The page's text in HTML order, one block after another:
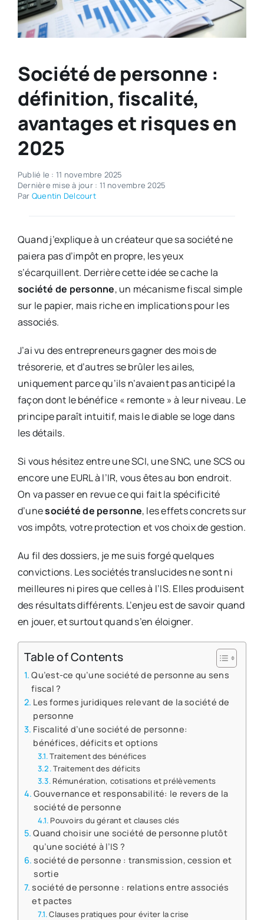
Société de personne :
définition, fiscalité,
avantages et risques en
2025
Publié le : 11 novembre 2025
Dernière mise à jour : 11 novembre 2025
Par Quentin Delcourt
Quand j’explique à un créateur que sa société ne
paiera pas d’impôt en propre, les yeux
s’écarquillent. Derrière cette idée se cache la
société de personne, un mécanisme fiscal simple
sur le papier, mais riche en implications pour les
associés.
J’ai vu des entrepreneurs gagner des mois de
trésorerie, et d’autres se brûler les ailes,
uniquement parce qu’ils n’avaient pas anticipé la
façon dont le bénéfice « remonte » à leur niveau. Le
principe paraît intuitif, mais le diable se loge dans
les détails.
Si vous hésitez entre une SCI, une SNC, une SCS ou
encore une EURL à l’IR, vous êtes au bon endroit.
On va passer en revue ce qui fait la spécificité
d’unesociété de personne, les effets concrets sur
vos impôts, votre protection et vos choix de gestion.
Au fil des dossiers, je me suis forgé quelques
convictions. Les sociétés translucides ne sont ni
meilleures ni pires que celles à l’IS. Elles produisent
des résultats différents. L’enjeu est de savoir quand
en jouer, et surtout quand s’en éloigner.
Table of Contents
Qu’est-ce qu’une société de personne au sens
fiscal ?
Les formes juridiques relevant de la société de
personne
Fiscalité d’une société de personne:
bénéfices, déficits et options
Traitement des bénéfices
Traitement des déficits
Rémunération, cotisations et prélèvements
Gouvernance et responsabilité: le revers de la
société de personne
Pouvoirs du gérant et clauses clés
Quand choisir une société de personne plutôt
qu’une société à l’IS ?
société de personne : transmission, cession et
sortie
société de personne : relations entre associés
et pactes
Clauses pratiques pour éviter la crise